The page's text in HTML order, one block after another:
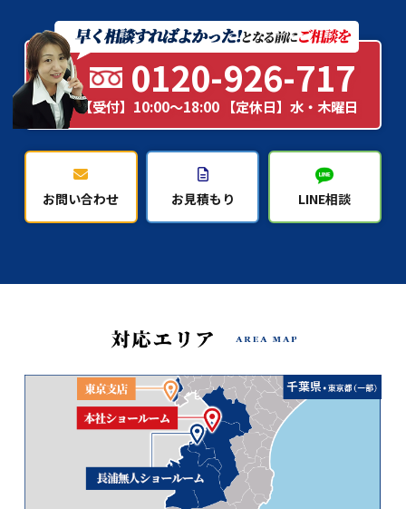
0120-926-717
【受付】10:00～18:00 【定休日】水・木曜日
お問い合わせ お見積もり LINE相談